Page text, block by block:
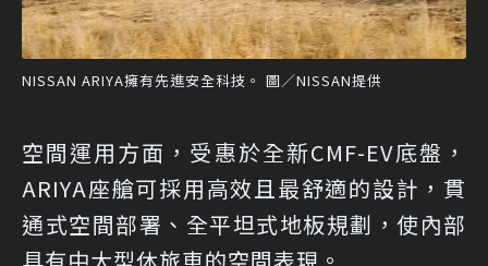
NISSAN ARIYA擁有先進安全科技。 圖／NISSAN提供
空間運用方面，受惠於全新CMF-EV底盤，
ARIYA座艙可採用高效且最舒適的設計，貫
通式空間部署、全平坦式地板規劃，使內部